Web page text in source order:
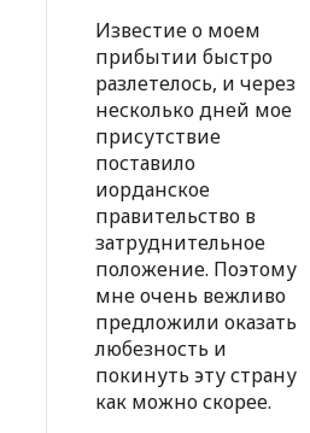
Известие о моем
прибытии быстро
разлетелось, и через
несколько дней мое
присутствие
поставило
иорданское
правительство в
затруднительное
положение. Поэтому
мне очень вежливо
предложили оказать
любезность и
покинуть эту страну
как можно скорее.